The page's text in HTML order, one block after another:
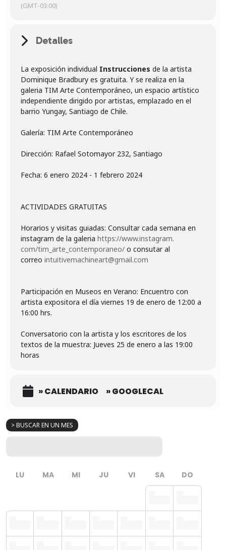
> BUSCAR EN UN MES
LU MA MI JU VI SA DO
(GMT-03:00)
Detalles
La exposición individual Instrucciones de la artista
Dominique Bradbury es gratuita. Y se realiza en la
galeria TIM Arte Contemporáneo, un espacio artístico
independiente dirigido por artistas, emplazado en el
Galería: TIM Arte Contemporáneo
Dirección: Rafael Sotomayor 232, Santiago
Fecha: 6 enero 2024 - 1 febrero 2024
ACTIVIDADES GRATUITAS
Horarios y visitas guiadas: Consultar cada semana en
instagram de la galeria https://www.instagram.
com/tim_arte_contemporaneo/ o consutar al
correo intuitivemachineart@gmail.com
Participación en Museos en Verano: Encuentro con
artista expositora el día viernes 19 de enero de 12:00 a
16:00 hrs.
Conversatorio con la artista y los escritores de los
textos de la muestra: Jueves 25 de enero a las 19:00
horas
» CALENDARIO » GOOGLECAL